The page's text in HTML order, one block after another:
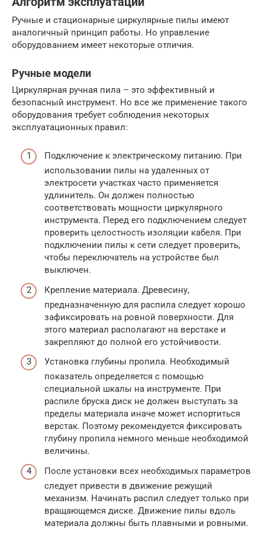
Ручные и стационарные циркулярные пилы имеют
аналогичный принцип работы. Но управление
оборудованием имеет некоторые отличия.
Ручные модели
Циркулярная ручная пила – это эффективный и
безопасный инструмент. Но все же применение такого
оборудования требует соблюдения некоторых
эксплуатационных правил:
Подключение к электрическому питанию. При
использовании пилы на удаленных от
электросети участках часто применяется
удлинитель. Он должен полностью
соответствовать мощности циркулярного
инструмента. Перед его подключением следует
проверить целостность изоляции кабеля. При
подключении пилы к сети следует проверить,
чтобы переключатель на устройстве был
выключен.
Крепление материала. Древесину,
предназначенную для распила следует хорошо
зафиксировать на ровной поверхности. Для
этого материал располагают на верстаке и
закрепляют до полной его устойчивости.
Установка глубины пропила. Необходимый
показатель определяется с помощью
специальной шкалы на инструменте. При
распиле бруска диск не должен выступать за
пределы материала иначе может испортиться
верстак. Поэтому рекомендуется фиксировать
глубину пропила немного меньше необходимой
величины.
После установки всех необходимых параметров
следует привести в движение режущий
механизм. Начинать распил следует только при
вращающемся диске. Движение пилы вдоль
материала должны быть плавными и ровными.